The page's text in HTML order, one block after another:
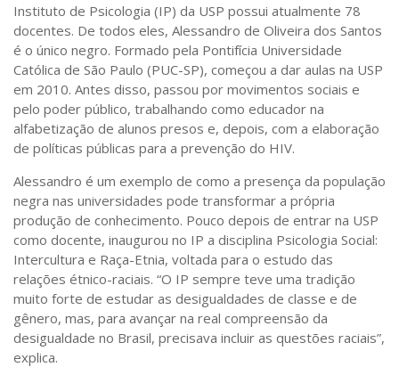
Instituto de Psicologia (IP) da USP possui atualmente 78
docentes. De todos eles, Alessandro de Oliveira dos Santos
é o único negro. Formado pela Pontifícia Universidade
Católica de São Paulo (PUC-SP), começou a dar aulas na USP
em 2010. Antes disso, passou por movimentos sociais e
pelo poder público, trabalhando como educador na
alfabetização de alunos presos e, depois, com a elaboração
de políticas públicas para a prevenção do HIV.
Alessandro é um exemplo de como a presença da população
negra nas universidades pode transformar a própria
produção de conhecimento. Pouco depois de entrar na USP
como docente, inaugurou no IP a disciplina Psicologia Social:
Intercultura e Raça-Etnia, voltada para o estudo das
relações étnico-raciais. “O IP sempre teve uma tradição
muito forte de estudar as desigualdades de classe e de
gênero, mas, para avançar na real compreensão da
desigualdade no Brasil, precisava incluir as questões raciais”,
explica.